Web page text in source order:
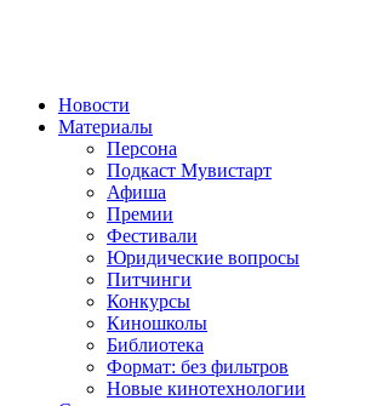
Новости
Материалы
Персона
Подкаст Мувистарт
Афиша
Премии
Фестивали
Юридические вопросы
Питчинги
Конкурсы
Киношколы
Библиотека
Формат: без фильтров
Новые кинотехнологии